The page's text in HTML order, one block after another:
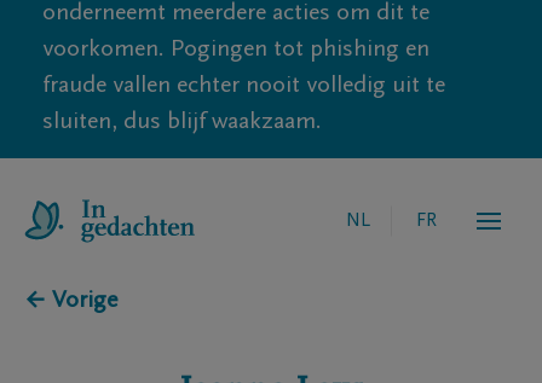
onderneemt meerdere acties om dit te
voorkomen. Pogingen tot phishing en
fraude vallen echter nooit volledig uit te
sluiten, dus blijf waakzaam.
NL FR
← Vorige